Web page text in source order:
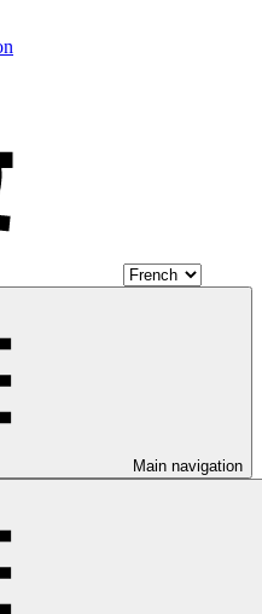
Main navigation